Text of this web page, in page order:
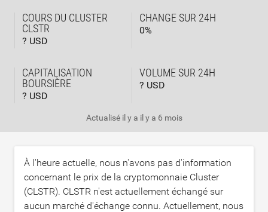
COURS DU CLUSTER
CLSTR
? USD
CHANGE SUR 24H
0%
CAPITALISATION
BOURSIÈRE
? USD
VOLUME SUR 24H
? USD
Actualisé il y a il y a 6 mois
À l'heure actuelle, nous n'avons pas d'information
concernant le prix de la cryptomonnaie Cluster
(CLSTR). CLSTR n'est actuellement échangé sur
aucun marché d'échange connu. Actuellement, nous